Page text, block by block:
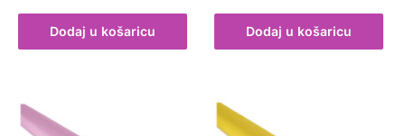
Dodaj u košaricu Dodaj u košaricu